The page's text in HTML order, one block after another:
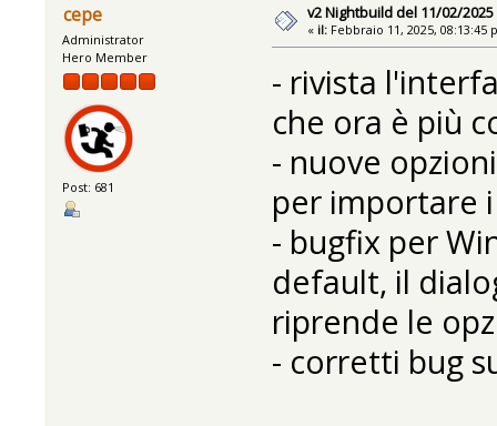
cepe
Administrator
Hero Member
Post: 681
v2 Nightbuild del 11/02/2025
« il: Febbraio 11, 2025, 08:13:45
- rivista
che ora è più
- nuove
per importare
- bugfix per
default, il
riprende le
- corretti bug